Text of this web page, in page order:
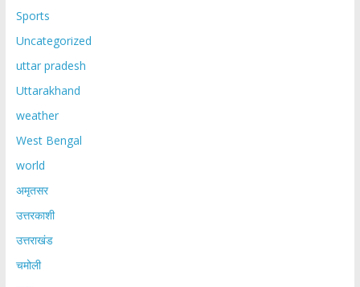
Sports
Uncategorized
uttar pradesh
Uttarakhand
weather
West Bengal
world
अमृतसर
उत्तरकाशी
उत्तराखंड
चमोली